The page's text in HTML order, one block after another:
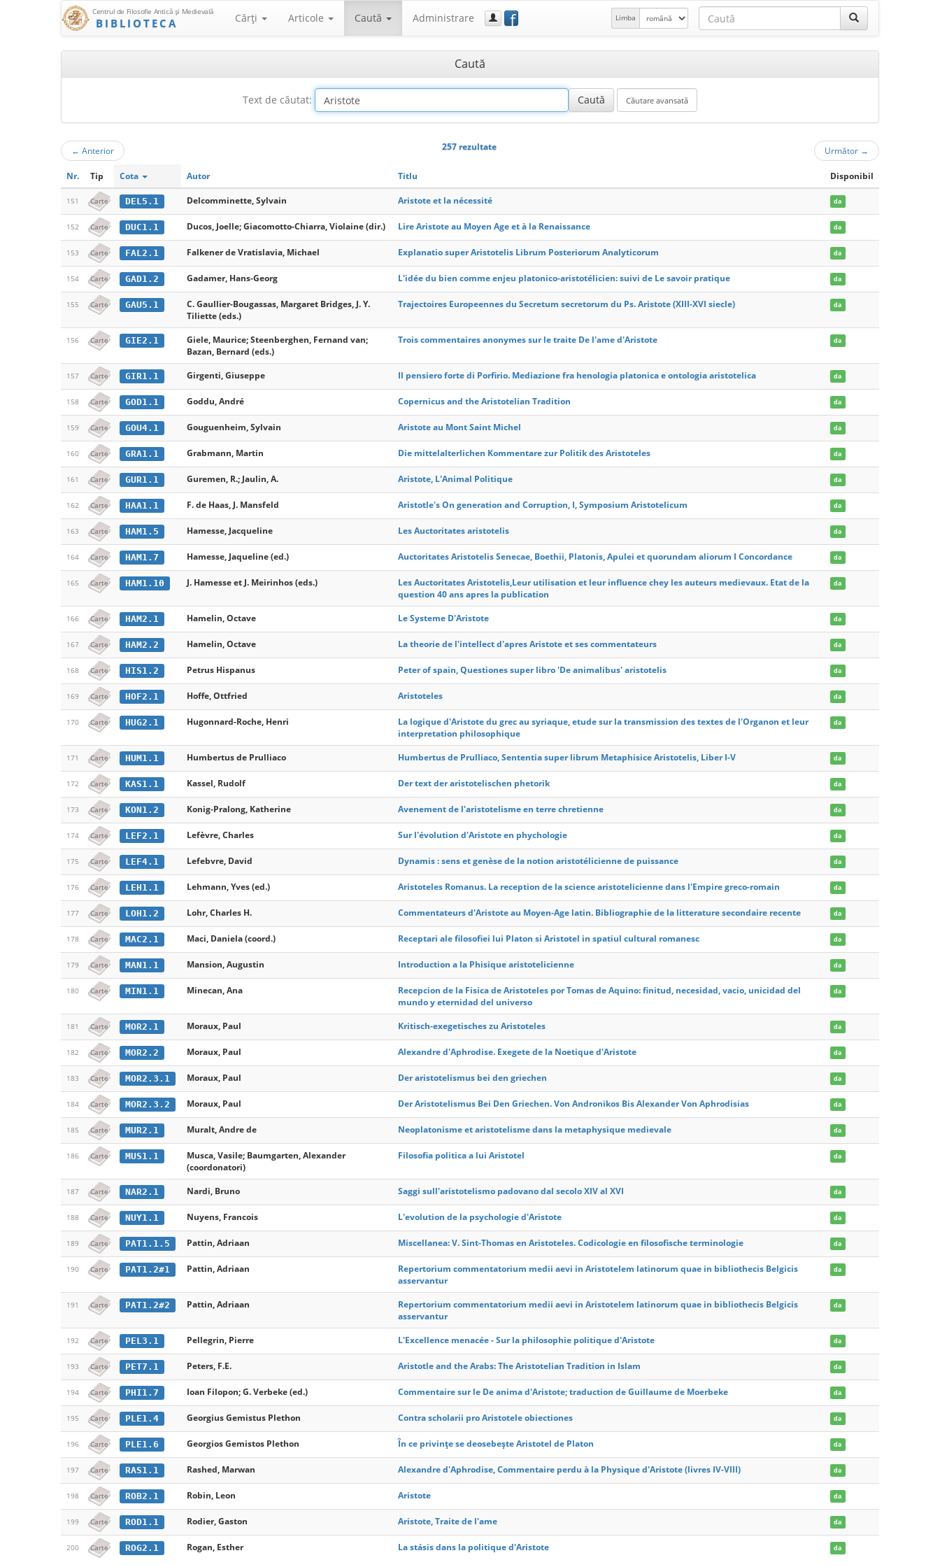
Centrul de Filosofie Antică şi Medievală
BIBLIOTECA Cărţi Articole Caută Administrare f Limba
Caută
Text de căutat:
← Anterior 257 rezultate Următor →
Nr. Tip Cota Autor Titlu Disponibil
151 Carte DEL5.1 Delcomminette, Sylvain Aristote et la nécessité da
152 Carte DUC1.1 Ducos, Joelle; Giacomotto-Chiarra, Violaine (dir.) Lire Aristote au Moyen Age et à la Renaissance da
153 Carte FAL2.1 Falkener de Vratislavia, Michael Explanatio super Aristotelis Librum Posteriorum Analyticorum da
154 Carte GAD1.2 Gadamer, Hans-Georg L'idée du bien comme enjeu platonico-aristotélicien: suivi de Le savoir pratique da
155 Carte GAU5.1
C. Gaullier-Bougassas, Margaret Bridges, J. Y.
Tiliette (eds.)
Trajectoires Europeennes du Secretum secretorum du Ps. Aristote (XIII-XVI siecle) da
156 Carte GIE2.1
Giele, Maurice; Steenberghen, Fernand van;
Bazan, Bernard (eds.)
Trois commentaires anonymes sur le traite De l'ame d'Aristote da
157 Carte GIR1.1 Girgenti, Giuseppe Il pensiero forte di Porfirio. Mediazione fra henologia platonica e ontologia aristotelica da
158 Carte GOD1.1 Goddu, André Copernicus and the Aristotelian Tradition da
159 Carte GOU4.1 Gouguenheim, Sylvain Aristote au Mont Saint Michel da
160 Carte GRA1.1 Grabmann, Martin Die mittelalterlichen Kommentare zur Politik des Aristoteles da
161 Carte GUR1.1 Guremen, R.; Jaulin, A. Aristote, L'Animal Politique da
162 Carte HAA1.1 F. de Haas, J. Mansfeld Aristotle's On generation and Corruption, I, Symposium Aristotelicum da
163 Carte HAM1.5 Hamesse, Jacqueline Les Auctoritates aristotelis da
164 Carte HAM1.7 Hamesse, Jaqueline (ed.) Auctoritates Aristotelis Senecae, Boethii, Platonis, Apulei et quorundam aliorum I Concordance da
165 Carte HAM1.10 J. Hamesse et J. Meirinhos (eds.)
Les Auctoritates Aristotelis,Leur utilisation et leur influence chey les auteurs medievaux. Etat de la
question 40 ans apres la publication
da
166 Carte HAM2.1 Hamelin, Octave Le Systeme D'Aristote da
167 Carte HAM2.2 Hamelin, Octave La theorie de l'intellect d'apres Aristote et ses commentateurs da
168 Carte HIS1.2 Petrus Hispanus Peter of spain, Questiones super libro 'De animalibus' aristotelis da
169 Carte HOF2.1 Hoffe, Ottfried Aristoteles da
170 Carte HUG2.1 Hugonnard-Roche, Henri
La logique d'Aristote du grec au syriaque, etude sur la transmission des textes de l'Organon et leur
interpretation philosophique
da
171 Carte HUM1.1 Humbertus de Prulliaco Humbertus de Prulliaco, Sententia super librum Metaphisice Aristotelis, Liber I-V da
172 Carte KAS1.1 Kassel, Rudolf Der text der aristotelischen phetorik da
173 Carte KON1.2 Konig-Pralong, Katherine Avenement de l'aristotelisme en terre chretienne da
174 Carte LEF2.1 Lefèvre, Charles Sur l'évolution d'Aristote en phychologie da
175 Carte LEF4.1 Lefebvre, David Dynamis : sens et genèse de la notion aristotélicienne de puissance da
176 Carte LEH1.1 Lehmann, Yves (ed.) Aristoteles Romanus. La reception de la science aristotelicienne dans l'Empire greco-romain da
177 Carte LOH1.2 Lohr, Charles H. Commentateurs d'Aristote au Moyen-Age latin. Bibliographie de la litterature secondaire recente da
178 Carte MAC2.1 Maci, Daniela (coord.) Receptari ale filosofiei lui Platon si Aristotel in spatiul cultural romanesc da
179 Carte MAN1.1 Mansion, Augustin Introduction a la Phisique aristotelicienne da
180 Carte MIN1.1 Minecan, Ana
Recepcion de la Fisica de Aristoteles por Tomas de Aquino: finitud, necesidad, vacio, unicidad del
mundo y eternidad del universo
da
181 Carte MOR2.1 Moraux, Paul Kritisch-exegetisches zu Aristoteles da
182 Carte MOR2.2 Moraux, Paul Alexandre d'Aphrodise. Exegete de la Noetique d'Aristote da
183 Carte MOR2.3.1 Moraux, Paul Der aristotelismus bei den griechen da
184 Carte MOR2.3.2 Moraux, Paul Der Aristotelismus Bei Den Griechen. Von Andronikos Bis Alexander Von Aphrodisias da
185 Carte MUR2.1 Muralt, Andre de Neoplatonisme et aristotelisme dans la metaphysique medievale da
186 Carte MUS1.1
Musca, Vasile; Baumgarten, Alexander
(coordonatori)
Filosofia politica a lui Aristotel da
187 Carte NAR2.1 Nardi, Bruno Saggi sull'aristotelismo padovano dal secolo XIV al XVI da
188 Carte NUY1.1 Nuyens, Francois L'evolution de la psychologie d'Aristote da
189 Carte PAT1.1.5 Pattin, Adriaan Miscellanea: V. Sint-Thomas en Aristoteles. Codicologie en filosofische terminologie da
190 Carte PAT1.2#1 Pattin, Adriaan
Repertorium commentatorium medii aevi in Aristotelem latinorum quae in bibliothecis Belgicis
asservantur
da
191 Carte PAT1.2#2 Pattin, Adriaan
Repertorium commentatorium medii aevi in Aristotelem latinorum quae in bibliothecis Belgicis
asservantur
da
192 Carte PEL3.1 Pellegrin, Pierre L'Excellence menacée - Sur la philosophie politique d'Aristote da
193 Carte PET7.1 Peters, F.E. Aristotle and the Arabs: The Aristotelian Tradition in Islam da
194 Carte PHI1.7 Ioan Filopon; G. Verbeke (ed.) Commentaire sur le De anima d'Aristote; traduction de Guillaume de Moerbeke da
195 Carte PLE1.4 Georgius Gemistus Plethon Contra scholarii pro Aristotele obiectiones da
196 Carte PLE1.6 Georgios Gemistos Plethon În ce privințe se deosebește Aristotel de Platon da
197 Carte RAS1.1 Rashed, Marwan Alexandre d'Aphrodise, Commentaire perdu à la Physique d'Aristote (livres IV-VIII) da
198 Carte ROB2.1 Robin, Leon Aristote da
199 Carte ROD1.1 Rodier, Gaston Aristote, Traite de l'ame da
200 Carte ROG2.1 Rogan, Esther La stásis dans la politique d'Aristote da